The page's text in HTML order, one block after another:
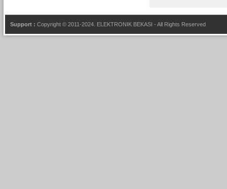
Support : Copyright © 2011-2024. ELEKTRONIK BEKASI - All Rights Reserved